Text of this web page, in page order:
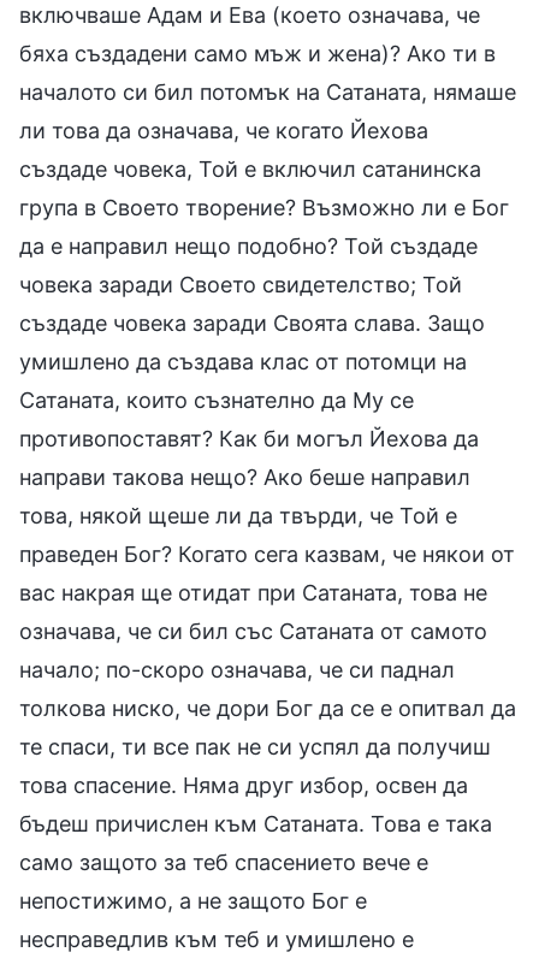
включваше Адам и Ева (което означава, че
бяха създадени само мъж и жена)? Ако ти в
началото си бил потомък на Сатаната, нямаше
ли това да означава, че когато Йехова
създаде човека, Той е включил сатанинска
група в Своето творение? Възможно ли е Бог
да е направил нещо подобно? Той създаде
човека заради Своето свидетелство; Той
създаде човека заради Своята слава. Защо
умишлено да създава клас от потомци на
Сатаната, които съзнателно да Му се
противопоставят? Как би могъл Йехова да
направи такова нещо? Ако беше направил
това, някой щеше ли да твърди, че Той е
праведен Бог? Когато сега казвам, че някои от
вас накрая ще отидат при Сатаната, това не
означава, че си бил със Сатаната от самото
начало; по-скоро означава, че си паднал
толкова ниско, че дори Бог да се е опитвал да
те спаси, ти все пак не си успял да получиш
това спасение. Няма друг избор, освен да
бъдеш причислен към Сатаната. Това е така
само защото за теб спасението вече е
непостижимо, а не защото Бог е
несправедлив към теб и умишлено е